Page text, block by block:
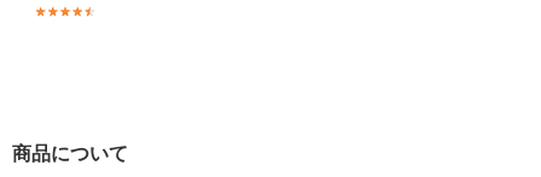
商品について